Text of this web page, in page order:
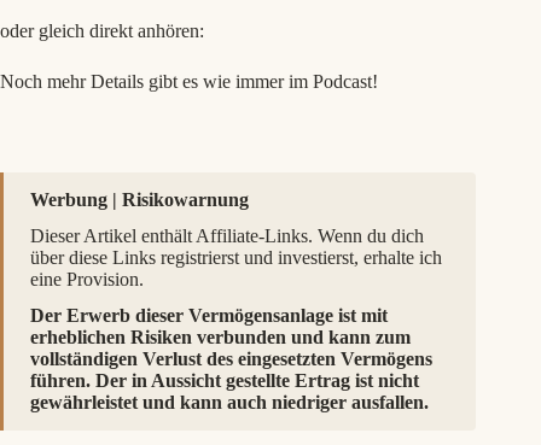
oder gleich direkt anhören:
Noch mehr Details gibt es wie immer im Podcast!
Werbung | Risikowarnung
Dieser Artikel enthält Affiliate-Links. Wenn du dich
über diese Links registrierst und investierst, erhalte ich
eine Provision.
Der Erwerb dieser Vermögensanlage ist mit
erheblichen Risiken verbunden und kann zum
vollständigen Verlust des eingesetzten Vermögens
führen. Der in Aussicht gestellte Ertrag ist nicht
gewährleistet und kann auch niedriger ausfallen.